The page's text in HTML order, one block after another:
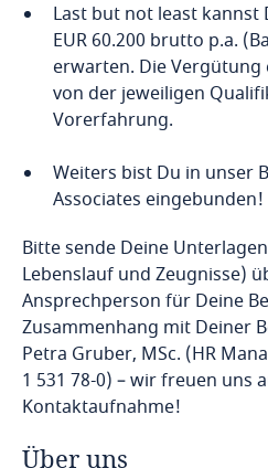
Last but not least kannst
EUR 60.200 brutto p.a.
erwarten. Die
von der jeweiligen
Vorerfahrung.
Weiters bist Du in unser
Associates eingebunden!
Bitte sende Deine
Lebenslauf und Zeugnisse)
Ansprechperson für Deine
Zusammenhang mit Deiner
Petra Gruber, MSc. (HR
1 531 78-0) – wir freuen uns
Kontaktaufnahme!
Über uns